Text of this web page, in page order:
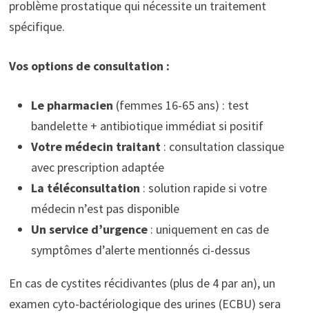
problème prostatique qui nécessite un traitement
spécifique.
Vos options de consultation :
Le pharmacien (femmes 16-65 ans) : test
bandelette + antibiotique immédiat si positif
Votre médecin traitant: consultation classique
avec prescription adaptée
La téléconsultation : solution rapide si votre
médecin n’est pas disponible
Un service d’urgence: uniquement en cas de
symptômes d’alerte mentionnés ci-dessus
En cas de cystites récidivantes (plus de 4 par an), un
examen cyto-bactériologique des urines (ECBU) sera